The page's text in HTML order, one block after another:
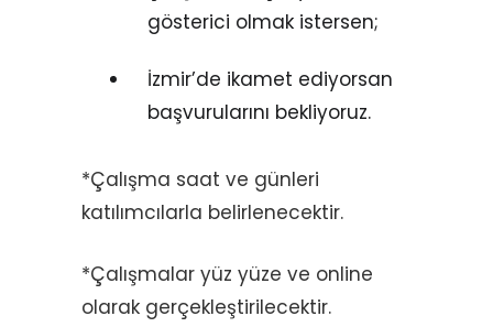
gösterici olmak istersen;
İzmir’de ikamet ediyorsan
başvurularını bekliyoruz.
*Çalışma saat ve günleri
katılımcılarla belirlenecektir.
*Çalışmalar yüz yüze ve online
olarak gerçekleştirilecektir.